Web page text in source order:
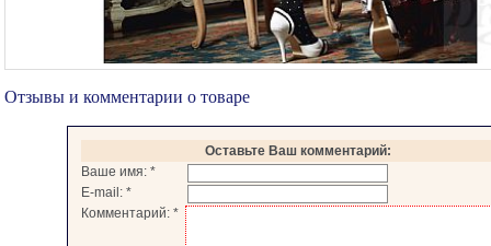
Отзывы и комментарии о товаре
Оставьте Ваш комментарий:
Ваше имя: *
E-mail: *
Комментарий: *